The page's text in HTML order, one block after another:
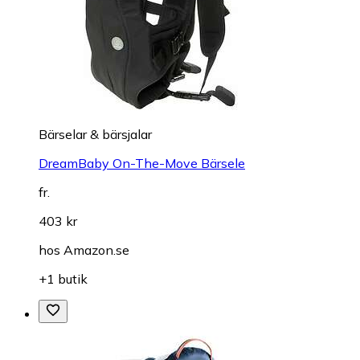
Bärselar & bärsjalar
DreamBaby On-The-Move Bärsele
fr.
403 kr
hos Amazon.se
+1 butik